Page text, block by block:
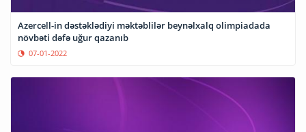
Azercell-in dəstəklədiyi məktəblilər beynəlxalq olimpiadada
növbəti dəfə uğur qazanıb
07-01-2022